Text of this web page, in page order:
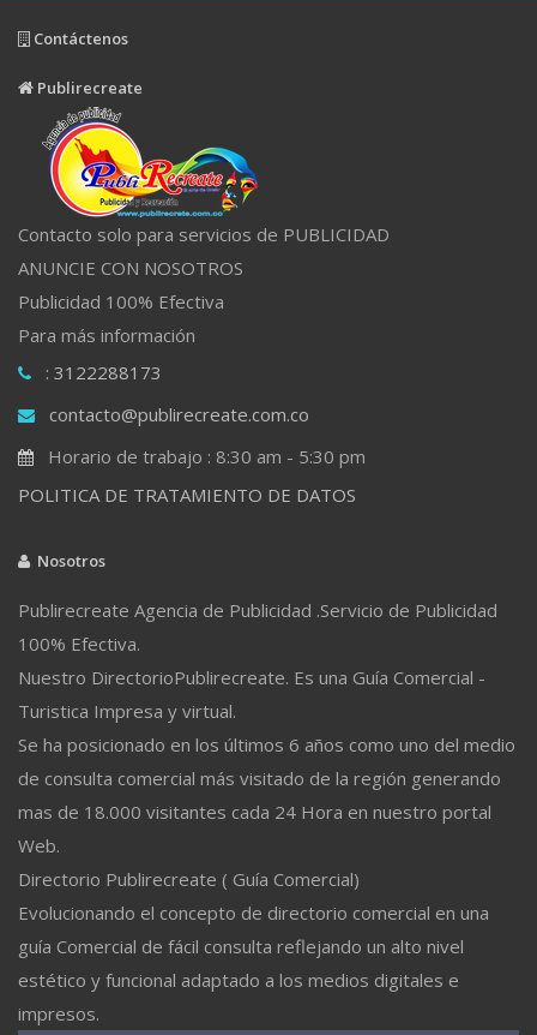
Contáctenos
Publirecreate
Contacto solo para servicios de PUBLICIDAD
ANUNCIE CON NOSOTROS
Publicidad 100% Efectiva
Para más información
: 3122288173
contacto@publirecreate.com.co
Horario de trabajo : 8:30 am - 5:30 pm
POLITICA DE TRATAMIENTO DE DATOS
Nosotros
Publirecreate Agencia de Publicidad .Servicio de Publicidad
100% Efectiva.
Nuestro DirectorioPublirecreate. Es una Guía Comercial -
Turistica Impresa y virtual.
Se ha posicionado en los últimos 6 años como uno del medio
de consulta comercial más visitado de la región generando
mas de 18.000 visitantes cada 24 Hora en nuestro portal
Web.
Directorio Publirecreate ( Guía Comercial)
Evolucionando el concepto de directorio comercial en una
guía Comercial de fácil consulta reflejando un alto nivel
estético y funcional adaptado a los medios digitales e
impresos.